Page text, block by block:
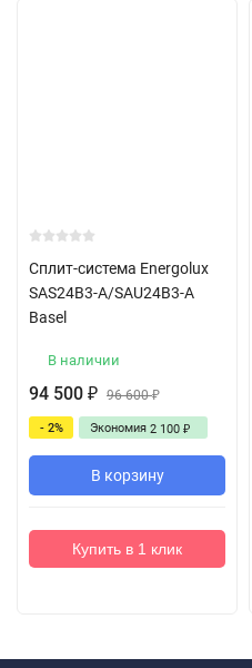
Сплит-система Energolux
SAS24B3-A/SAU24B3-A
Basel
В наличии
94 500 ₽ 96 600₽
- 2% Экономия 2 100 ₽
В корзину
Купить в 1 клик